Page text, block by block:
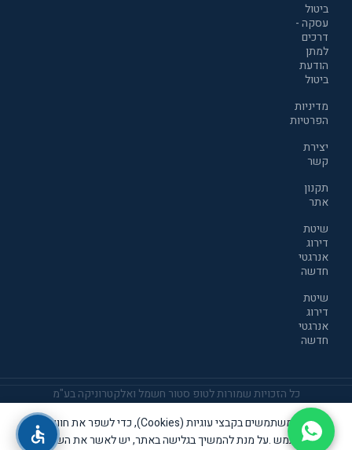
ביטול
עסקה -
דרכים
למתן
הודעת
ביטול
מדיניות
הפרטיות
יצירת
קשר
תקנון
אתר
שיטת
דירוג
אנרגטי
חדשה
שיטת
דירוג
אנרגטי
חדשה
כל הזכויות שמורות לטופ סטור חשמל ואלקטרוניקה בע"מ
אנו משתמשים בקבצי עוגיות (Cookies), כדי לשפר את חוויית
המשתמש .על מנת להמשיך בגלישה באתר, יש לאשר את השימוש
אתר זה שומר שבת קודש
THIS SITE OBSERVES THE SHABBAT